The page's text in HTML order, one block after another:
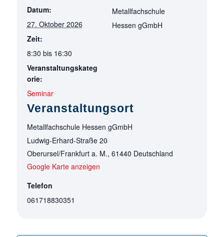
Datum:
27. Oktober 2026
Zeit:
8:30 bis 16:30
Veranstaltungskateg
orie:
Seminar
Veranstaltungsort
Metallfachschule Hessen gGmbH
Ludwig-Erhard-Straße 20
Oberursel/Frankfurt a. M., 61440 Deutschland
Google Karte anzeigen
Telefon
061718830351
Metallfachschule
Hessen gGmbH